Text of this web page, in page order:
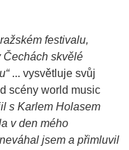
festivalu,
Čechách skvělé
... vysvětluje svůj
scény world music
s Karlem Holasem
v den mého
jsem a přimluvil